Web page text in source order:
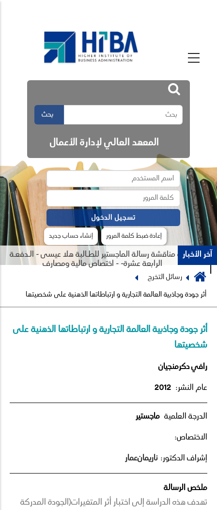
بحث
المعهد العالي لإدارة الأعمال
إنشاء حساب جديد إعادة ضبط كلمة المرور
آخر الأخبارجلسة مناقشة رسالة الماجستير للطـالبة هلا عيسى - الـدفعـة
الرابعة عشرة- - اختصاص مالية ومصارف
Previous
Next
Breadcrumb
رسائل التخرج
أثر جودة وجاذبية العالمة التجارية و ارتباطاتها الذهنية على شخصيتها
أثر جودة وجاذبية العالمة التجارية و ارتباطاتها الذهنية على
شخصيتها
رافي دكرمنجيان
عام النشر:
الدرجة العلمية ماجستير
الاختصاص:
إشراف الدكتور: ناريمانعمار
ملخص الرسالة
تهدف هذه الدراسة إلى اختبار أثر المتغيرات(الجودة المدركة